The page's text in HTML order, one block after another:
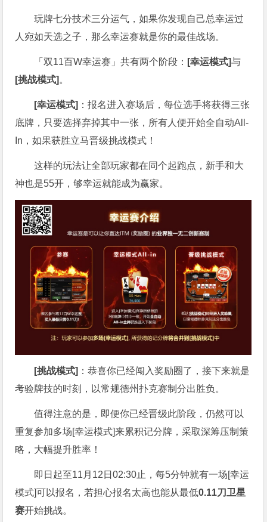
玩牌七分技术三分运气，如果你发现自己总幸运过
人宛如天选之子，那么幸运赛就是你的最佳战场。
「双11百W幸运赛」共有两个阶段： [幸运模式]与
[挑战模式] 。
[幸运模式] ：报名进入赛场后，每位选手将获得三张
底牌，只要选择弃掉其中一张，所有人便开始全自动All-
In，如果获胜立马晋级挑战模式！
这样的玩法让全部玩家都在同个起跑点，新手和大
神也是55开，够幸运就能成为赢家。
[挑战模式] ：恭喜你已经闯入奖励圈了，接下来就是
考验牌技的时刻，以常规德州扑克赛制分出胜负。
值得注意的是，即便你已经晋级此阶段，仍然可以
重复参加多场[幸运模式]来累积记分牌，采取深筹压制策
略，大幅提升胜率！
即日起至11月12日02:30止，每5分钟就有一场[幸运
模式]可以报名，若担心报名太高也能从最低0.11刀卫星
赛开始挑战。